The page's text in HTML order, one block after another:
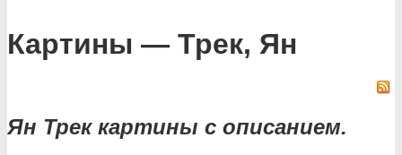
Картины — Трек, Ян
Ян Трек картины с описанием.